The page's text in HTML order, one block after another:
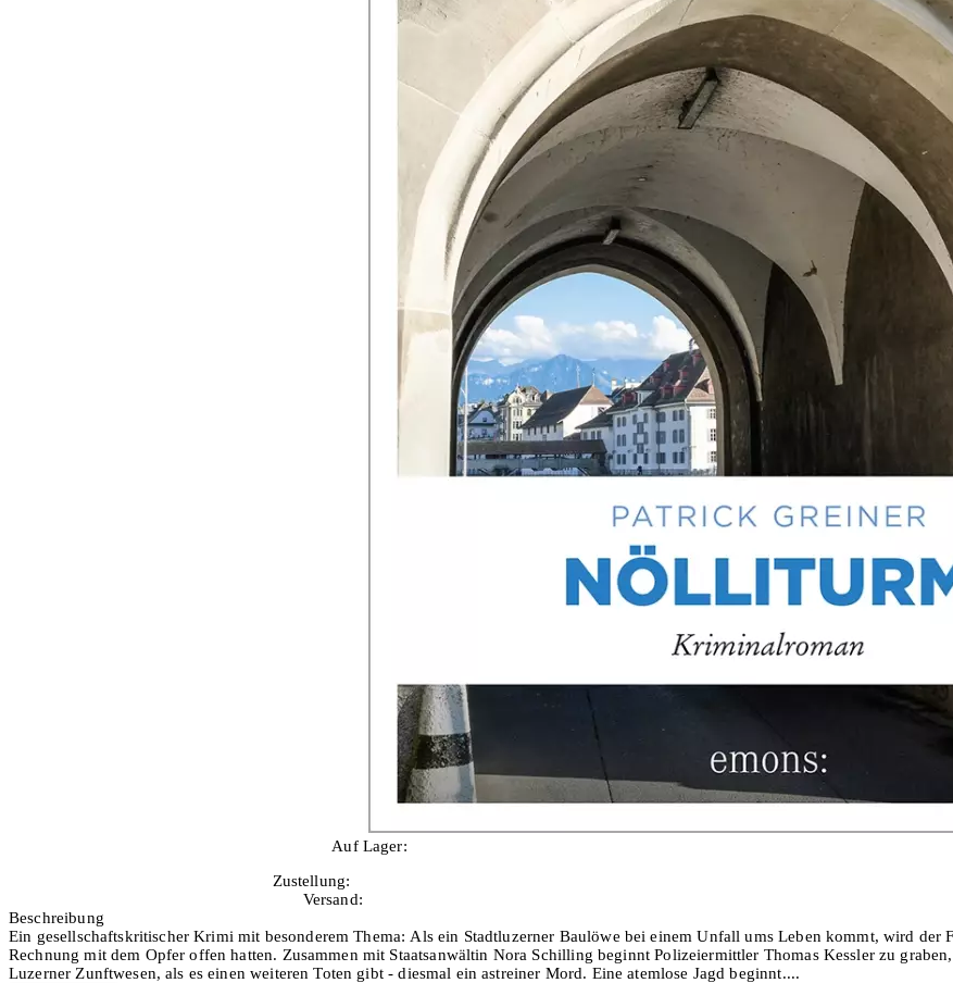
Auf Lager:
Zustellung:
Versand:
Beschreibung
Ein gesellschaftskritischer Krimi mit besonderem Thema: Als ein Stadtluzerner Baulöwe bei einem Unfall ums Leben kommt, wird der
Rechnung mit dem Opfer offen hatten. Zusammen mit Staatsanwältin Nora Schilling beginnt Polizeiermittler Thomas Kessler zu
Luzerner Zunftwesen, als es einen weiteren Toten gibt - diesmal ein astreiner Mord. Eine atemlose Jagd beginnt.